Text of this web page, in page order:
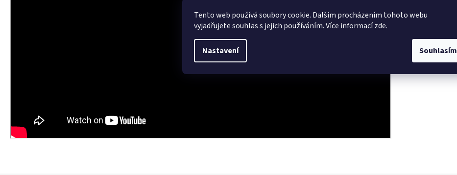
Tento web používá soubory cookie. Dalším procházením tohoto webu
vyjadřujete souhlas s jejich používáním. Více informacízde.
Nastavení Souhlasím